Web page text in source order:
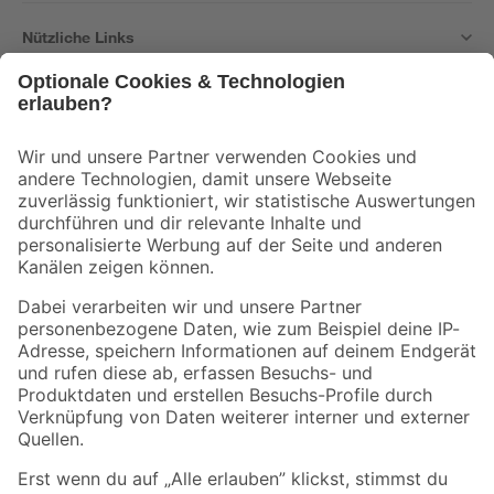
Nützliche Links
Der toom Newsletter: Keine Angebote und Aktionen mehr verpassen!
Zur Newsletter Anmeldung
Folge uns
Zahlungsarten Versandarten
Sicher einkaufen